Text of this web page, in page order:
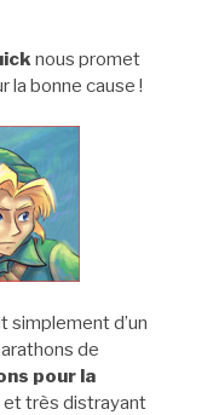
nous promet
la bonne cause !
simplement d’un
de
pour la
très distrayant